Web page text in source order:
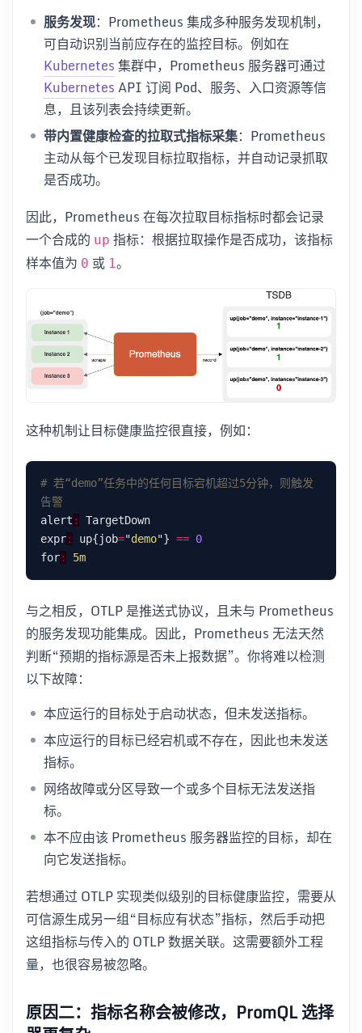
服务发现：Prometheus 集成多种服务发现机制，
可自动识别当前应存在的监控目标。例如在
Kubernetes集群中，Prometheus 服务器可通过
KubernetesAPI 订阅 Pod、服务、入口资源等信
息，且该列表会持续更新。
带内置健康检查的拉取式指标采集：Prometheus
主动从每个已发现目标拉取指标，并自动记录抓取
是否成功。
因此，Prometheus 在每次拉取目标指标时都会记录
一个合成的 up 指标：根据拉取操作是否成功，该指标
样本值为 0 或 1。
这种机制让目标健康监控很直接，例如：
# 若“demo”任务中的任何目标宕机超过5分钟，则触发
告警
alert :
expr: up{job="demo"} == 0
for: 5m
与之相反，OTLP 是推送式协议，且未与 Prometheus
的服务发现功能集成。因此，Prometheus 无法天然
判断“预期的指标源是否未上报数据”。你将难以检测
以下故障：
本应运行的目标处于启动状态，但未发送指标。
本应运行的目标已经宕机或不存在，因此也未发送
指标。
网络故障或分区导致一个或多个目标无法发送指
标。
本不应由该 Prometheus 服务器监控的目标，却在
向它发送指标。
若想通过 OTLP 实现类似级别的目标健康监控，需要从
可信源生成另一组“目标应有状态”指标，然后手动把
这组指标与传入的 OTLP 数据关联。这需要额外工程
量，也很容易被忽略。
原因二：指标名称会被修改，PromQL 选择